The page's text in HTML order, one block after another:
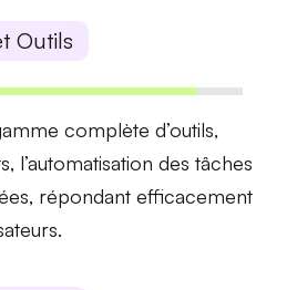
Outils
complète d’outils,
l’automatisation des tâches
répondant efficacement